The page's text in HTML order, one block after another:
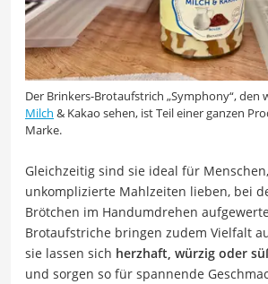
Der Brinkers-Brotaufstrich „Symphony“, den
Milch & Kakao sehen, ist Teil einer ganzen
Marke.
Gleichzeitig sind sie ideal für
unkomplizierte Mahlzeiten lieben, bei
Brötchen im Handumdrehen
Brotaufstriche bringen zudem Vielfalt
sie lassen sich herzhaft, würzig oder
und sorgen so für spannende